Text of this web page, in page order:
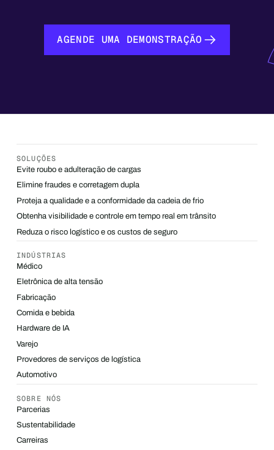
AGENDE UMA DEMONSTRAÇÃO
SOLUÇÕES
Evite roubo e adulteração de cargas
Elimine fraudes e corretagem dupla
Proteja a qualidade e a conformidade da cadeia de frio
Obtenha visibilidade e controle em tempo real em trânsito
Reduza o risco logístico e os custos de seguro
INDÚSTRIAS
Médico
Eletrônica de alta tensão
Fabricação
Comida e bebida
Hardware de IA
Varejo
Provedores de serviços de logística
Automotivo
SOBRE NÓS
Parcerias
Sustentabilidade
Carreiras